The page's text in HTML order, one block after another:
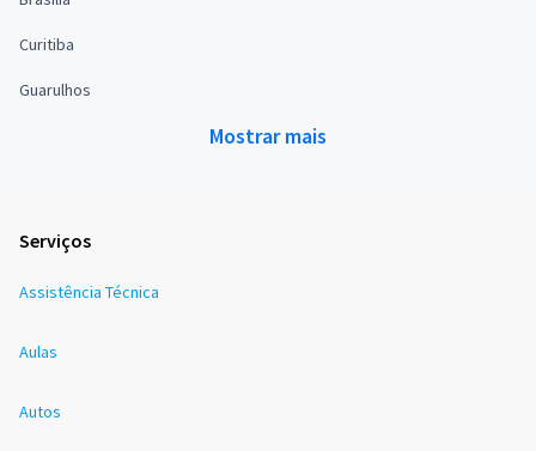
Curitiba
Guarulhos
Mostrar mais
Serviços
Assistência Técnica
Aulas
Autos